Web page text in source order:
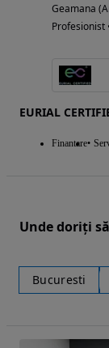
Geamana
Profesionist
EURIAL
Finantare
Unde doriți
Bucuresti